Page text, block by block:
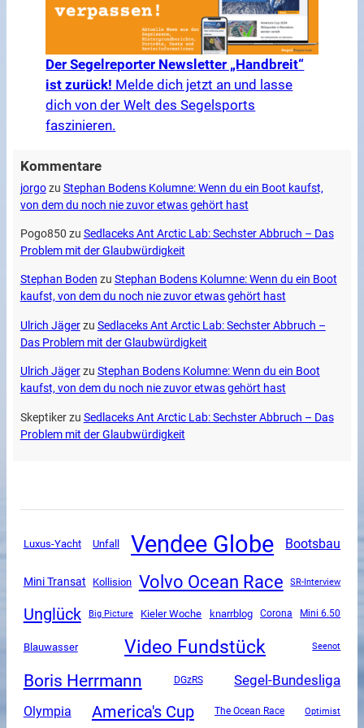
Der Segelreporter Newsletter „Handbreit“
ist zurück! Melde dich jetzt an und lasse
dich von der Welt des Segelsports
faszinieren.
Kommentare
jorgozu Stephan Bodens Kolumne: Wenn du ein Boot kaufst,
von dem du noch nie zuvor etwas gehört hast
Pogo850 zu Sedlaceks Ant Arctic Lab: Sechster Abbruch – Das
Problem mit der Glaubwürdigkeit
Stephan Boden zu Stephan Bodens Kolumne: Wenn du ein Boot
kaufst, von dem du noch nie zuvor etwas gehört hast
Ulrich Jägerzu Sedlaceks Ant Arctic Lab: Sechster Abbruch –
Das Problem mit der Glaubwürdigkeit
Ulrich Jägerzu Stephan Bodens Kolumne: Wenn du ein Boot
kaufst, von dem du noch nie zuvor etwas gehört hast
Skeptikerzu Sedlaceks Ant Arctic Lab: Sechster Abbruch – Das
Problem mit der Glaubwürdigkeit
Luxus-Yacht Unfall Vendee Globe Bootsbau
Mini Transat Kollision Volvo Ocean Race SR-Interview
Unglück Big Picture Kieler Woche knarrblog Corona Mini 6.50
Blauwasser Video Fundstück Seenot
Boris Herrmann DGzRS Segel-Bundesliga
Olympia America's Cup The Ocean Race Optimist